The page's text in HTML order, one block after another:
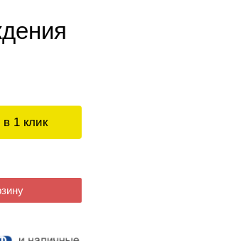
в 1 клик